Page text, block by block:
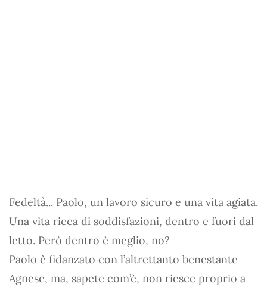
Fedeltà... Paolo, un lavoro sicuro e una vita agiata.
Una vita ricca di soddisfazioni, dentro e fuori dal
letto. Però dentro è meglio, no?
Paolo è fidanzato con l’altrettanto benestante
Agnese, ma, sapete com’è, non riesce proprio a